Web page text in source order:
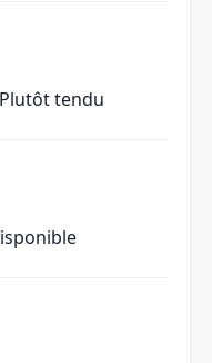
Plutôt tendu